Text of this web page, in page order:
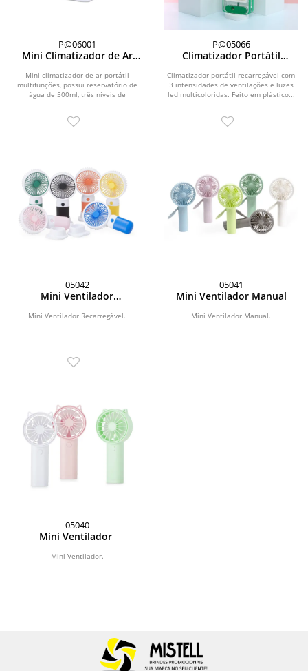
P@06001
Mini Climatizador de Ar
Mini climatizador de ar portátil
multifunções, possui reservatório de
água de 500ml, três níveis de
P@05066
Climatizador Portátil
Climatizador portátil recarregável com
3 intensidades de ventilações e luzes
led multicoloridas. Feito em plástico...
05042
Mini Ventilador
Mini Ventilador Recarregável.
05041
Mini Ventilador Manual
Mini Ventilador Manual.
05040
Mini Ventilador
Mini Ventilador.